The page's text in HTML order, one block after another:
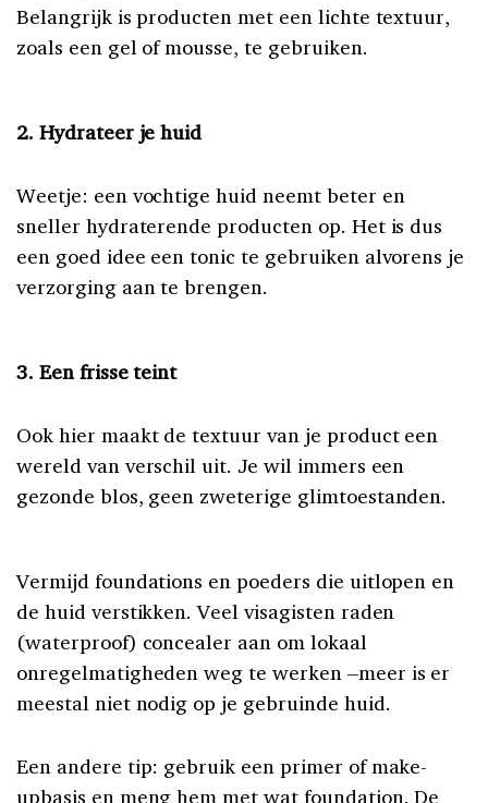
Belangrijk is producten met een lichte textuur,
zoals een gel of mousse, te gebruiken.
2. Hydrateer je huid
Weetje: een vochtige huid neemt beter en
sneller hydraterende producten op. Het is dus
een goed idee een tonic te gebruiken alvorens je
verzorging aan te brengen.
3. Een frisse teint
Ook hier maakt de textuur van je product een
wereld van verschil uit. Je wil immers een
gezonde blos, geen zweterige glimtoestanden.
Vermijd foundations en poeders die uitlopen en
de huid verstikken. Veel visagisten raden
(waterproof) concealer aan om lokaal
onregelmatigheden weg te werken –meer is er
meestal niet nodig op je gebruinde huid.
Een andere tip: gebruik een primer of make-
upbasis en meng hem met wat foundation. De